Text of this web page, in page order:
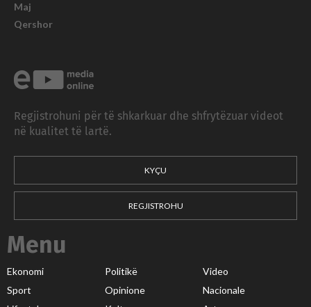
Maj
Qershor
Regjistrohuni për të shkarkuar dhe shfrytëzuar videot
në kualitet të lartë.
KYÇU
REGJISTROHU
Menu
Ekonomi Politikë
Video
Sport
Opinione
Nacionale